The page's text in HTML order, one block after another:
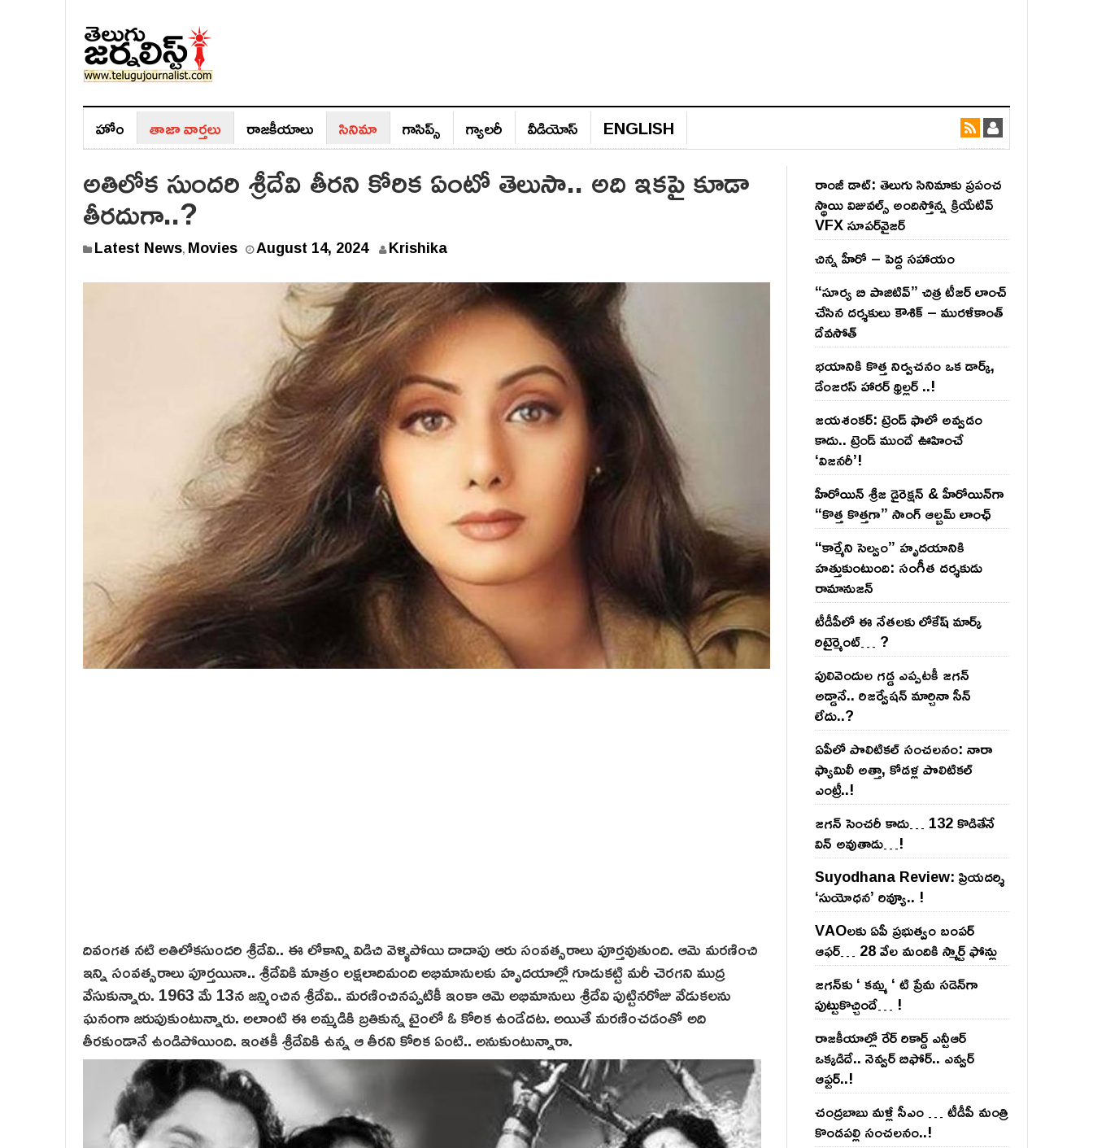
హోం తాజా వార్తలు రాజ‌కీయాలు సినిమా గాసిప్స్‌ గ్యాల‌రీ వీడియోస్‌ ENGLISH
అతిలోక సుందరి శ్రీదేవి తీరని కోరిక ఏంటో తెలుసా.. అది ఇకపై కూడా
తీరదుగా..?
Latest News, Movies August 14, 2024 Krishika
దివంగత నటి అతిలోకసుందరి శ్రీదేవి.. ఈ లోకాన్ని విడిచి వెళ్ళిపోయి దాదాపు ఆరు సంవత్సరాలు పూర్తవుతుంది. ఆమె మరణించి
ఇన్ని సంవత్సరాలు పూర్తయినా.. శ్రీదేవికి మాత్రం లక్షలాదిమంది అభిమానులకు హృదయాల్లో గూడుకట్టి మరీ చెరగని ముద్ర
వేసుకున్నారు. 1963 మే 13న జన్మించిన శ్రీదేవి.. మరణించినప్పటికీ ఇంకా ఆమె అభిమానులు శ్రీదేవి పుట్టినరోజు వేడుకలను
ఘనంగా జరుపుకుంటున్నారు. అలాంటి ఈ అమ్మడికి బ్రతికున్న టైంలో ఓ కోరిక ఉండేదట. అయితే మరణించడంతో అది
తీరకుండానే ఉండిపోయింది. ఇంతకీ శ్రీదేవికి ఉన్న ఆ తీరని కోరిక ఏంటి.. అనుకుంటున్నారా.
రాంజీ డాట్: తెలుగు సినిమాకు ప్రపంచ
స్థాయి విజువల్స్ అందిస్తోన్న క్రియేటివ్
VFX సూపర్‌వైజర్
చిన్న హీరో – పెద్ద సహాయం
“సూర్య బి పాజిటివ్” చిత్ర టీజర్ లాంచ్
చేసిన‌ దర్శకులు కౌశిక్ – మురళీకాంత్
దేవసోత్
భయానికి కొత్త నిర్వచనం ఒక డార్క్,
డేంజరస్ హారర్ థ్రిల్లర్ ..!
జయశంకర్: ట్రెండ్‌ ఫాలో అవ్వడం
కాదు.. ట్రెండ్‌ ముందే ఊహించే
‘విజనరీ’!
హీరోయిన్ శ్రీజ డైరెక్ష‌న్ & హీరోయిన్‌గా
“కొత్త కొత్తగా” సాంగ్ ఆల్బమ్ లాంఛ్
“కార్మేని సెల్వం” హృదయానికి
హత్తుకుంటుంది: సంగీత దర్శకుడు
రామానుజన్
టీడీపీలో ఈ నేత‌ల‌కు లోకేష్ మార్క్
రిటైర్మెంట్‌… ?
పులివెందుల గ‌డ్డ ఎప్ప‌ట‌కీ జ‌గ‌న్
అడ్డానే.. రిజ‌ర్వేష‌న్ మార్చినా సీన్
లేదు..?
ఏపీలో పొలిటిక‌ల్ సంచ‌ల‌నం: నారా
ఫ్యామిలీ అత్తా, కోడ‌ళ్ల పొలిటికల్
ఎంట్రీ..!
జ‌గ‌న్ సెంచ‌రీ కాదు… 132 కొడితేనే
విన్ అవుతాడు…!
Suyodhana Review: ప్రియదర్శి
‘సుయోధన’ రివ్యూ.. !
VAOల‌కు ఏపీ ప్ర‌భుత్వం బంప‌ర్
ఆఫ‌ర్‌… 28 వేల మందికి స్మార్ట్ ఫోన్లు
జ‌గ‌న్‌కు ‘ క‌మ్మ ‘ టి ప్రేమ స‌డెన్‌గా
పుట్టుకొచ్చిందే… !
రాజ‌కీయాల్లో రేర్ రికార్డ్ ఎన్టీఆర్
ఒక్క‌డిదే.. నెవ్వ‌ర్ బిఫోర్‌.. ఎవ్వ‌ర్
ఆఫ్ట‌ర్‌..!
చంద్ర‌బాబు మ‌ళ్లీ సీఎం … టీడీపీ మంత్రి
కొండ‌ప‌ల్లి సంచ‌ల‌నం..!